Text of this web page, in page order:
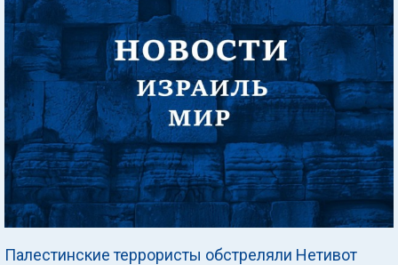
Палестинские террористы обстреляли Нетивот